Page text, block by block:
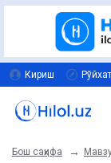
Кириш
Бош саҳифа